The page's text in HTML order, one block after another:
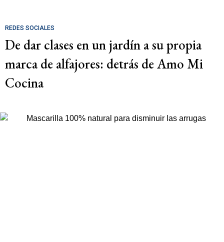
REDES SOCIALES
De dar clases en un jardín a su propia
marca de alfajores: detrás de Amo Mi
Cocina